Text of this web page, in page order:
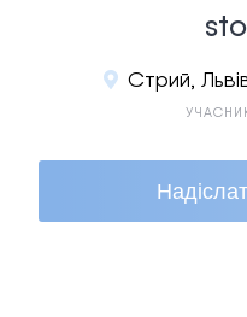
Стрий,